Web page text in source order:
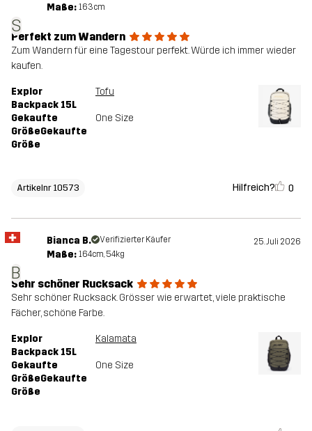
S
Maße: 163cm
Perfekt zum Wandern
Zum Wandern für eine Tagestour perfekt. Würde ich immer wieder
kaufen.
Explor
Backpack 15L
Tofu
Gekaufte
GrößeGekaufte
Größe
One Size
Artikelnr 10573 Hilfreich? 0
B
Bianca B. Verifizierter Käufer 25. Juli 2026
Maße: 164cm, 54kg
Sehr schöner Rucksack
Sehr schöner Rucksack. Grösser wie erwartet, viele praktische
Fächer, schöne Farbe.
Explor
Backpack 15L
Kalamata
Gekaufte
GrößeGekaufte
Größe
One Size